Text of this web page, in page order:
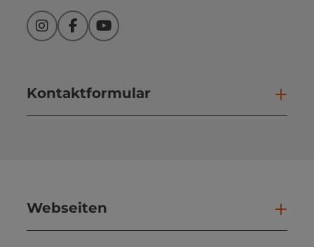
InstagramFacebookYouTube
Kontaktformular
Webseiten